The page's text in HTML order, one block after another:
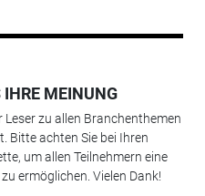
IHRE MEINUNG
zu allen Branchenthemen
Bitte achten Sie bei Ihren
um allen Teilnehmern eine
ermöglichen. Vielen Dank!